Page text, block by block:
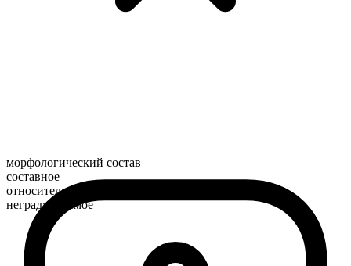
морфологический состав
составное
относительное
неградуируемое